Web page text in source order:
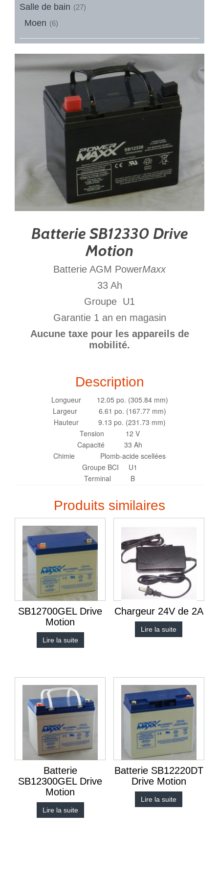
Salle de bain (27)
Moen (6)
Batterie SB12330 Drive
Motion
Batterie AGM PowerMaxx
33 Ah
Groupe U1
Garantie 1 an en magasin
Aucune taxe pour les appareils de
mobilité.
Description
Longueur 12.05 po. (305.84 mm)
Largeur 6.61 po. (167.77 mm)
Hauteur 9.13 po. (231.73 mm)
Tension 12 V
Capacité 33 Ah
Chimie Plomb-acide scellées
Groupe BCI U1
Terminal B
Produits similaires
SB12700GEL Drive
Motion
Lire la suite
Chargeur 24V de 2A
Lire la suite
Batterie
SB12300GEL Drive
Motion
Lire la suite
Batterie SB12220DT
Drive Motion
Lire la suite